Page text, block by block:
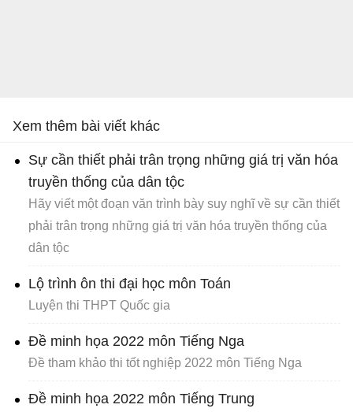
Xem thêm bài viết khác
Sự cần thiết phải trân trọng những giá trị văn hóa
truyền thống của dân tộc
Hãy viết một đoạn văn trình bày suy nghĩ về sự cần thiết
phải trân trọng những giá trị văn hóa truyền thống của
dân tộc
Lộ trình ôn thi đại học môn Toán
Luyện thi THPT Quốc gia
Đề minh họa 2022 môn Tiếng Nga
Đề tham khảo thi tốt nghiệp 2022 môn Tiếng Nga
Đề minh họa 2022 môn Tiếng Trung